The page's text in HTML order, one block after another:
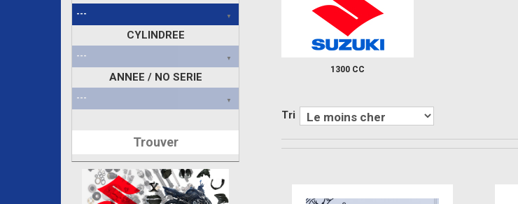
CYLINDREE
ANNEE / NO SERIE
Trouver
1300 CC
Tri